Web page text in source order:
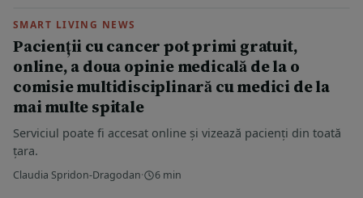
SMART LIVING NEWS
Pacienții cu cancer pot primi gratuit,
online, a doua opinie medicală de la o
comisie multidisciplinară cu medici de la
mai multe spitale
Serviciul poate fi accesat online și vizează pacienți din toată
țara.
Claudia Spridon-Dragodan· 6 min